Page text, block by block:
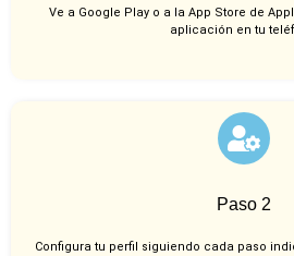
Ve a Google Play o a la App Store de
aplicación en tu
Paso 2
Configura tu perfil siguiendo cada paso